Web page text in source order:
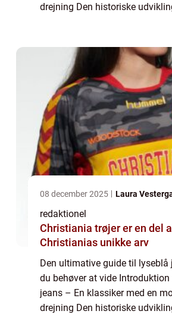
drejning Den historiske
08 december 2025 Laura
redaktionel
Christiania trøjer er en del
Christianias unikke arv
Den ultimative guide til lyseblå
du behøver at vide
jeans – En klassiker med en
drejning Den historiske